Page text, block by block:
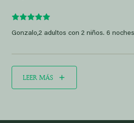
Gonzalo,2 adultos con 2 niños. 6
LEER MÁS